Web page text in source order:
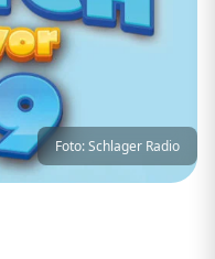
Foto: Schlager Radio